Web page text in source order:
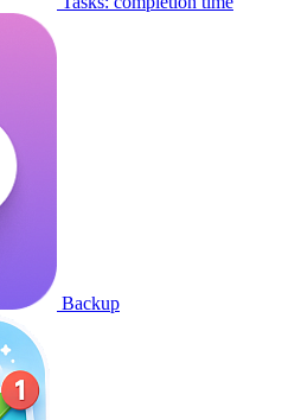
Backup